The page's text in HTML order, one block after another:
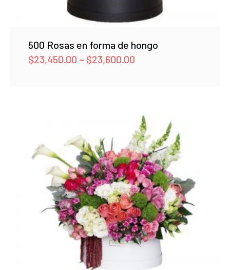
500 Rosas en forma de hongo
$23,450.00 – $23,600.00
$23,600.00